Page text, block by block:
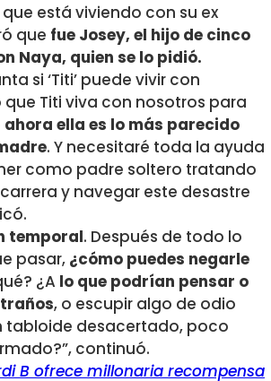
está viviendo con su ex
que fue Josey, el hijo de cinco
Naya, quien se lo pidió.
si ‘Titi’ puede vivir con
que Titi viva con nosotros para
ahora ella es lo más parecido
. Y necesitaré toda la ayuda
como padre soltero tratando
y navegar este desastre
temporal. Después de todo lo
pasar, ¿cómo puedes negarle
¿A lo que podrían pensar o
, o escupir algo de odio
tabloide desacertado, poco
continuó.
B ofrece millonaria recompensa